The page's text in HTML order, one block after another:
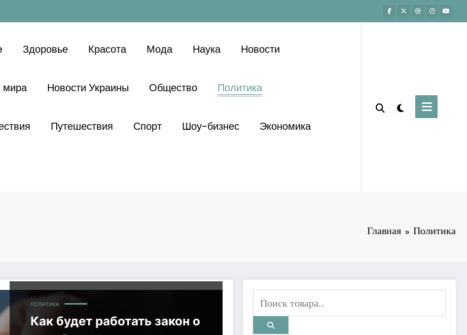
Здоровье Красота Мода Наука Новости
мира Новости Украины Общество Политика
Путешествия Спорт Шоу-бизнес Экономика
Главная Политика
ПОЛИТИКА
Как будет работать закон о